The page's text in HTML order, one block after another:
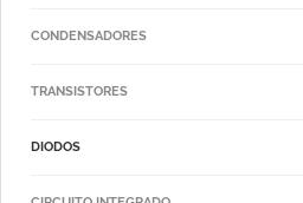
CONDENSADORES
TRANSISTORES
DIODOS